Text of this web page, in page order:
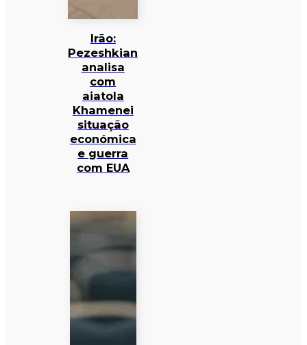
Irão:
Pezeshkian
analisa
com
aiatola
Khamenei
situação
económica
e guerra
com EUA